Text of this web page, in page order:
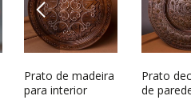
Panela de barro
Cruz
para
PREVIOUS
Prato de madeira
para interior
Prato
de